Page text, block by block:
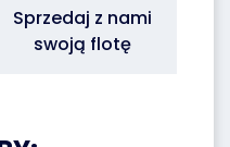
Sprzedaj z nami
swoją flotę